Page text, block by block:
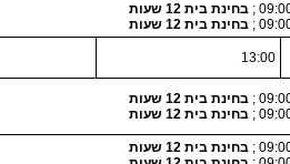
09:00
בחינת בית 12 שעות
09:00 בחינת בית 12 שעות
13:00
09:00
בחינת בית 12 שעות
09:00 בחינת בית 12 שעות
09:00
בחינת בית 12 שעות